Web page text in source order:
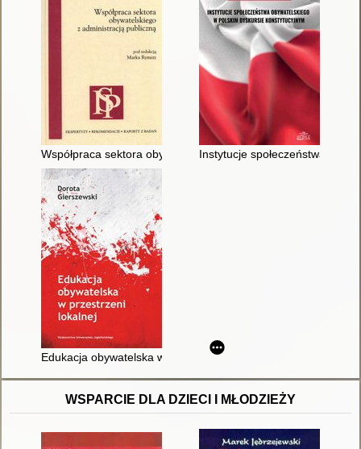
Współpraca sektora obywatelskiego z administracją publiczną
Instytucje społeczeństwa
Edukacja obywatelska w przestrzeni lokalnej
WSPARCIE DLA DZIECI I MŁODZIEŻY